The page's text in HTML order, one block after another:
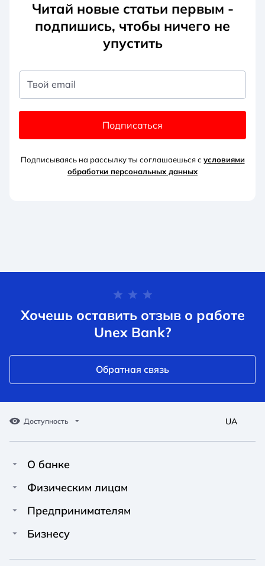
Читай новые статьи первым -
подпишись, чтобы ничего не
упустить
Твой email
Подписаться
Подписываясь на рассылку ты соглашаешься с условиями
обработки персональных данных
Хочешь оставить отзыв о работе
Unex Bank?
Обратная связь
Доступность
A A
Обычный
A A
Средний
A A
Большой
A A A A
UA
О банке
Про Unex Bank
Физическим лицам
Кредиты
Предпринимателям
Финансирование
Бизнесу